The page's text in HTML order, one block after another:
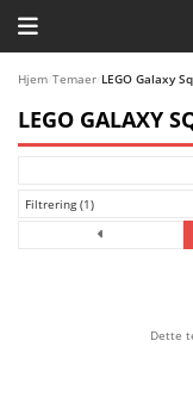
HJEM
TEMAER
LEGO FAVORITTER
Hjem Temaer LEGO Galaxy
LEGO GALAXY
Filtrering (1)
Dette